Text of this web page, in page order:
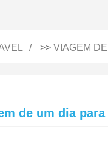
>> VIAGEM
de um dia